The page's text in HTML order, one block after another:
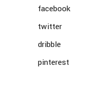
facebook
twitter
dribble
pinterest